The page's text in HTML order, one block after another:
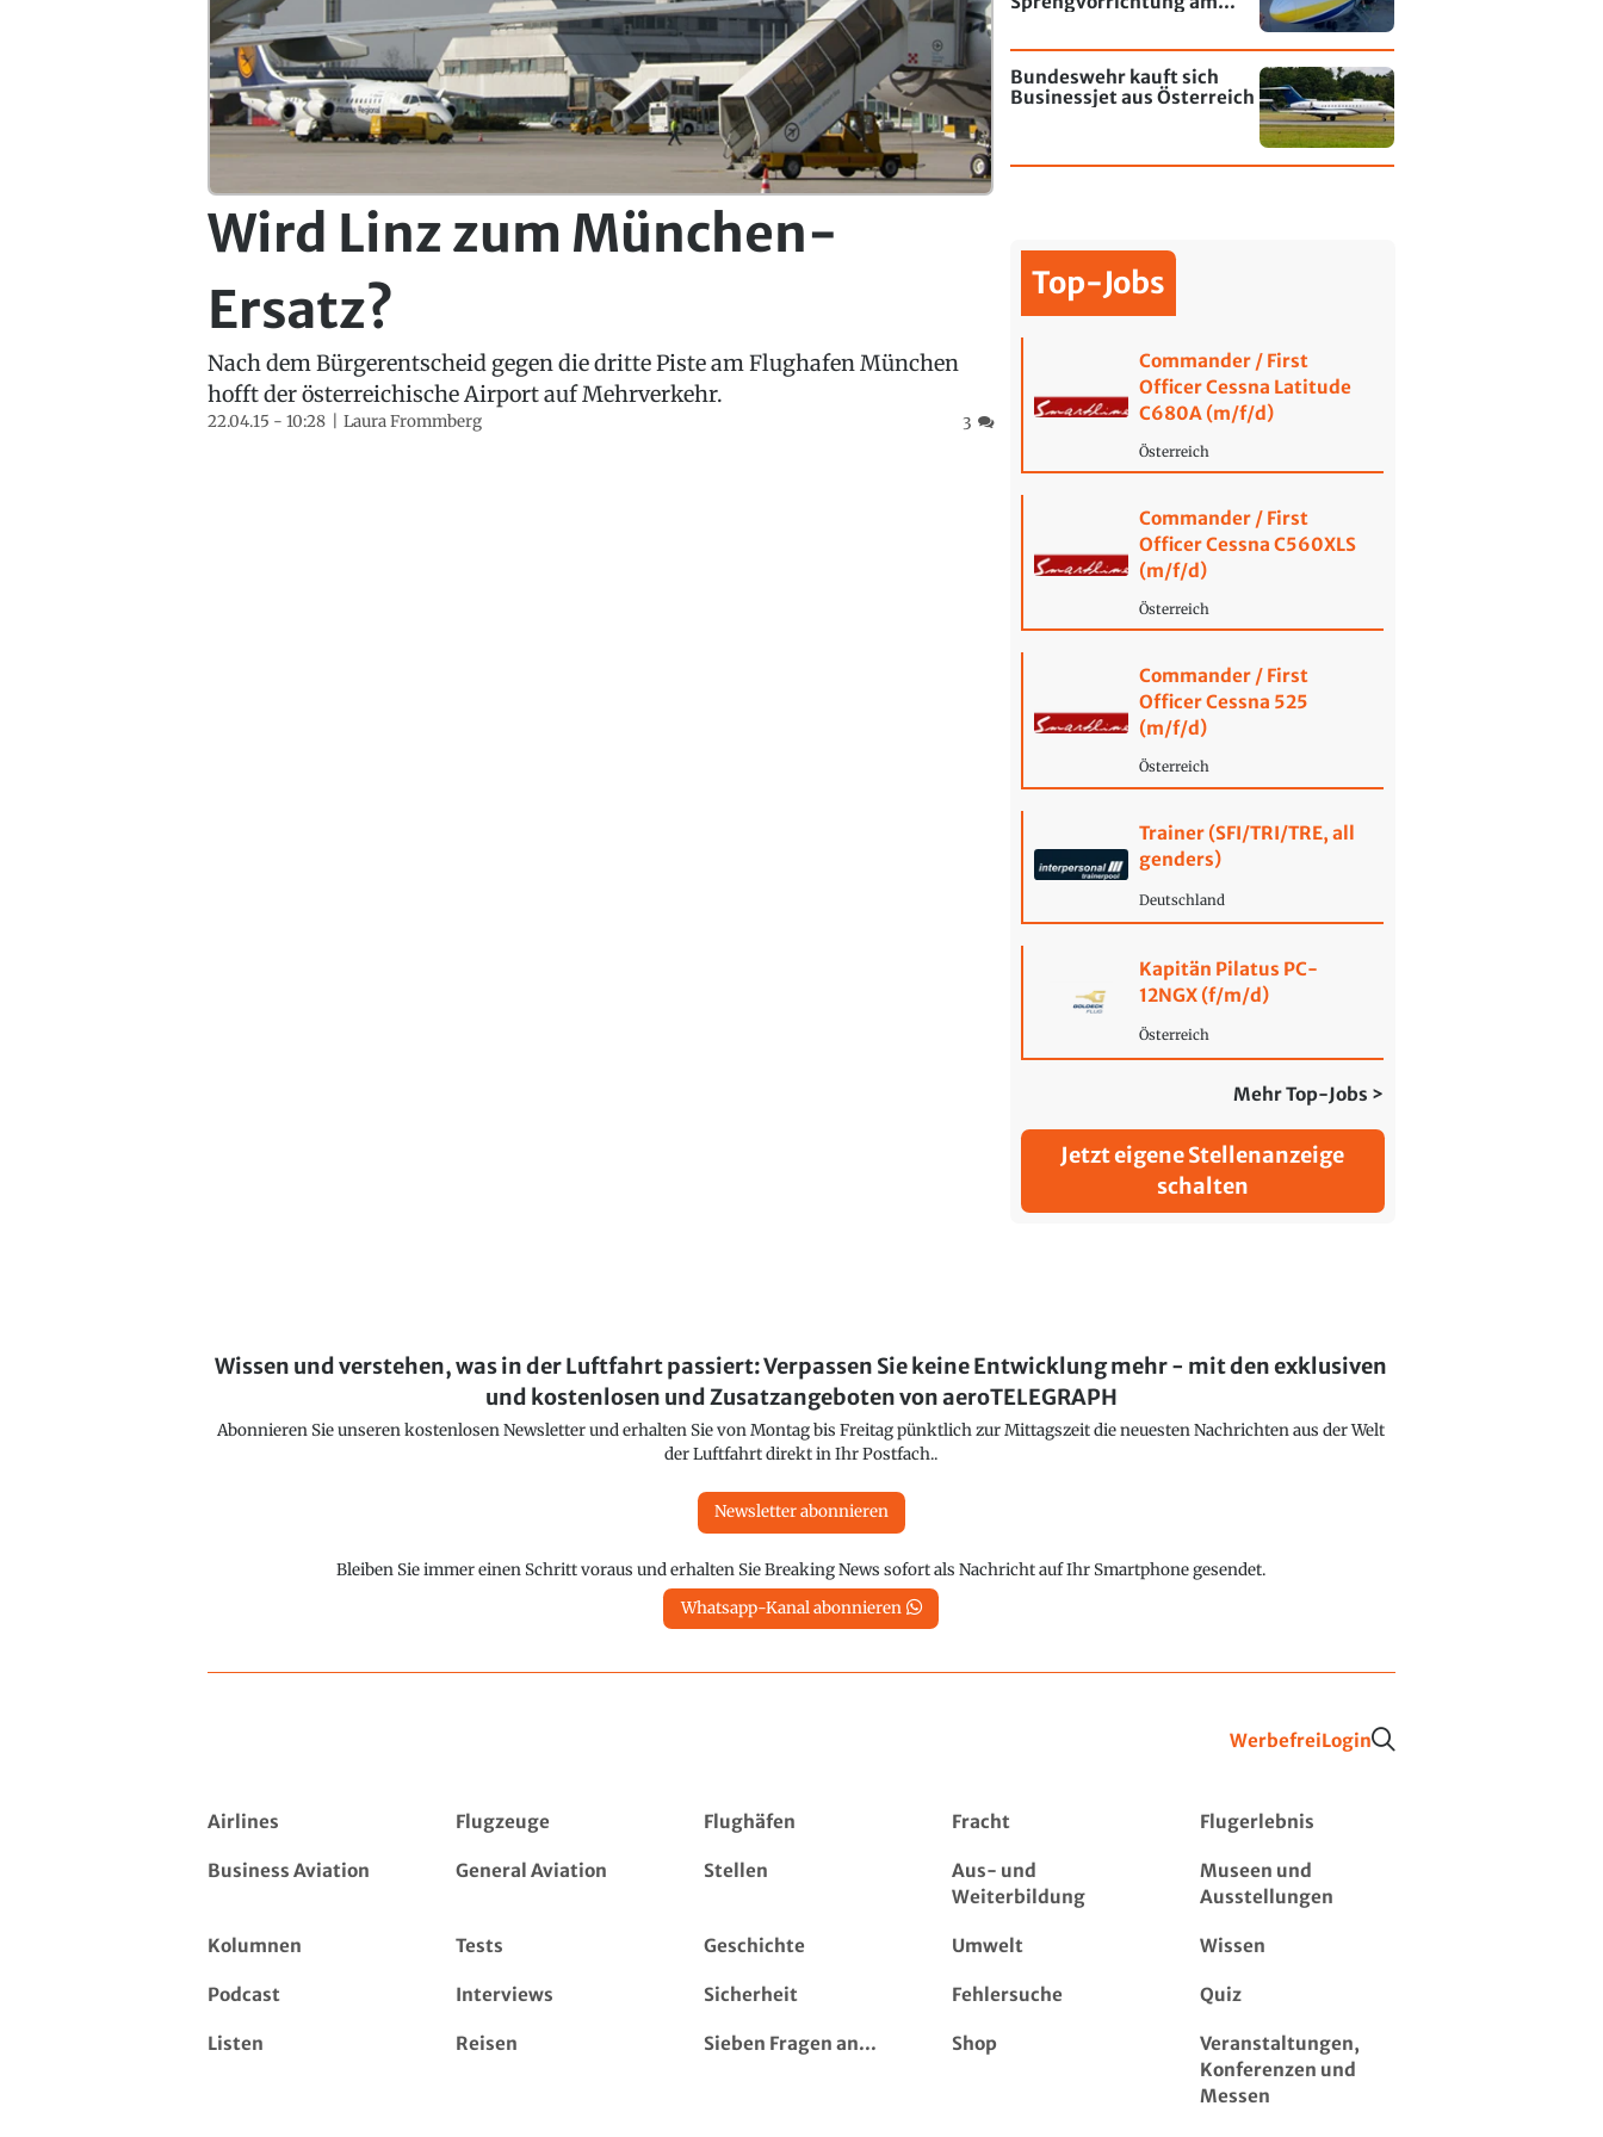
Wird Linz zum München-
Ersatz?
Nach dem Bürgerentscheid gegen die dritte Piste am Flughafen München
hofft der österreichische Airport auf Mehrverkehr.
22.04.15 - 10:28 Laura Frommberg 3
Bundeswehr kauft sich
Businessjet aus Österreich
Top-Jobs
Commander / First
Officer Cessna Latitude
C680A (m/f/d)
Österreich
Commander / First
Officer Cessna C560XLS
(m/f/d)
Österreich
Commander / First
Officer Cessna 525
(m/f/d)
Österreich
Trainer (SFI/TRI/TRE, all
genders)
Deutschland
Kapitän Pilatus PC-
12NGX (f/m/d)
Österreich
Mehr Top-Jobs >
Jetzt eigene Stellenanzeige
schalten
Wissen und verstehen, was in der Luftfahrt passiert: Verpassen Sie keine Entwicklung mehr - mit den exklusiven
und kostenlosen und Zusatzangeboten von aeroTELEGRAPH
Abonnieren Sie unseren kostenlosen Newsletter und erhalten Sie von Montag bis Freitag pünktlich zur Mittagszeit die neuesten Nachrichten aus der Welt
der Luftfahrt direkt in Ihr Postfach..
Newsletter abonnieren
Bleiben Sie immer einen Schritt voraus und erhalten Sie Breaking News sofort als Nachricht auf Ihr Smartphone gesendet.
Whatsapp-Kanal abonnieren
WerbefreiLogin
Airlines Flugzeuge Flughäfen Fracht Flugerlebnis
Business Aviation General Aviation Stellen
Aus- und
Weiterbildung
Museen und
Ausstellungen
Kolumnen Tests Geschichte Umwelt Wissen
Podcast Interviews Sicherheit Fehlersuche Quiz
Listen Reisen Sieben Fragen an... Shop
Veranstaltungen,
Konferenzen und
Messen